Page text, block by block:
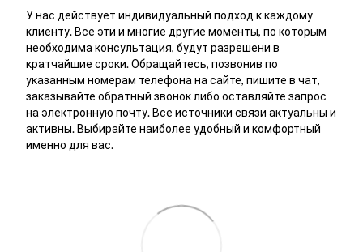
У нас действует индивидуальный подход к каждому
клиенту. Все эти и многие другие моменты, по которым
необходима консультация, будут разрешени в
кратчайшие сроки. Обращайтесь, позвонив по
указанным номерам телефона на сайте, пишите в чат,
заказывайте обратный звонок либо оставляйте запрос
на электронную почту. Все источники связи актуальны и
активны. Выбирайте наиболее удобный и комфортный
именно для вас.